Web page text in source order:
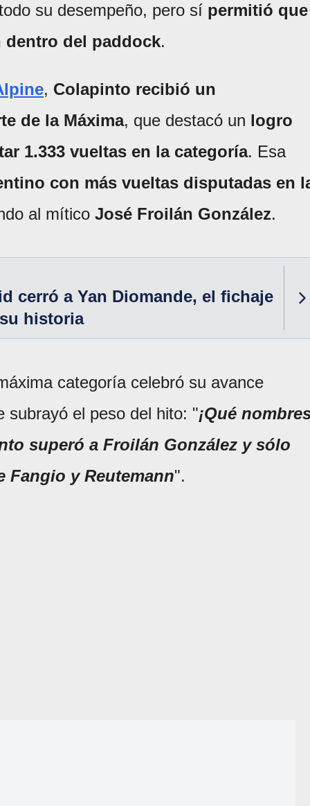
su desempeño, pero sí permitió que
dentro del paddock.
, Colapinto recibió un
de la Máxima, que destacó un logro
1.333 vueltas en la categoría. Esa
con más vueltas disputadas en
al mítico José Froilán González.
cerró a Yan Diomande, el fichaje
historia
categoría celebró su avance
subrayó el peso del hito: "¡Qué
superó a Froilán González y sólo
Fangio y Reutemann".